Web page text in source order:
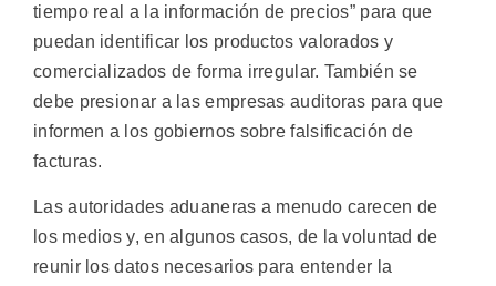
tiempo real a la información de precios” para que
puedan identificar los productos valorados y
comercializados de forma irregular. También se
debe presionar a las empresas auditoras para que
informen a los gobiernos sobre falsificación de
facturas.
Las autoridades aduaneras a menudo carecen de
los medios y, en algunos casos, de la voluntad de
reunir los datos necesarios para entender la